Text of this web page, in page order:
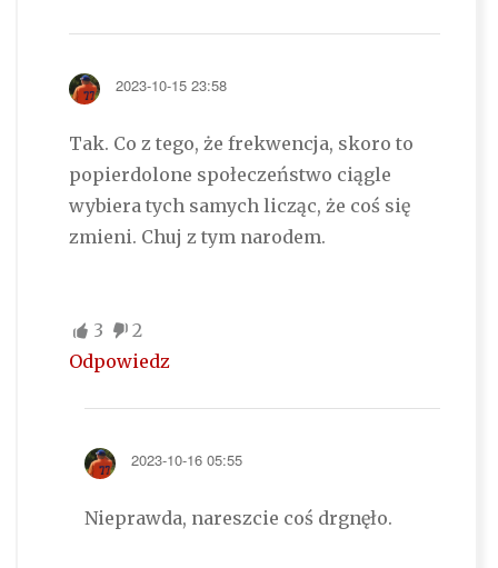
2023-10-15 23:58
Tak. Co z tego, że frekwencja, skoro to
popierdolone społeczeństwo ciągle
wybiera tych samych licząc, że coś się
zmieni. Chuj z tym narodem.
3
2
Odpowiedz
2023-10-16 05:55
Nieprawda, nareszcie coś drgnęło.